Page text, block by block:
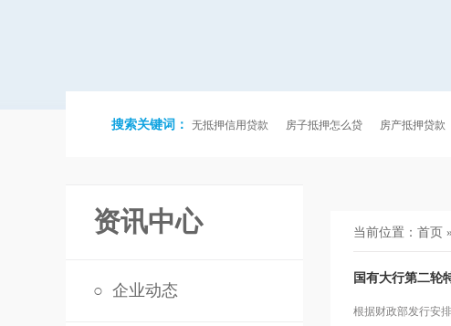
搜索关键词： 无抵押信用贷款 房子抵押怎么贷 房产抵押贷款
资讯中心
○ 企业动态
当前位置： 首页 »
国有大行第二轮
根据财政部发行安